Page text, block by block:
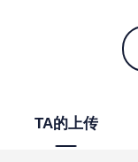
TA的上传